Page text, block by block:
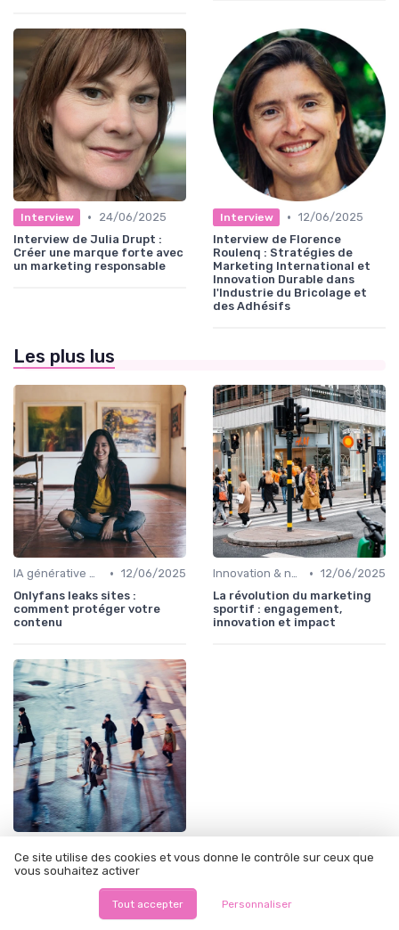
Interview •
24/06/2025
Interview de Julia Drupt :
Créer une marque forte avec
un marketing responsable
Interview • 12/06/2025
Interview de Florence
Roulenq : Stratégies de
Marketing International et
Innovation Durable dans
l'Industrie du Bricolage et
des Adhésifs
Les plus lus
IA générative & futur du marketing • 12/06/2025
Onlyfans leaks sites :
comment protéger votre
contenu
Innovation & nouveaux leviers marketing • 12/06/2025
La révolution du marketing
sportif : engagement,
innovation et impact
Ushare marketing :
Ce site utilise des cookies et vous donne le contrôle sur ceux que
vous souhaitez activer
Tout accepter Personnaliser